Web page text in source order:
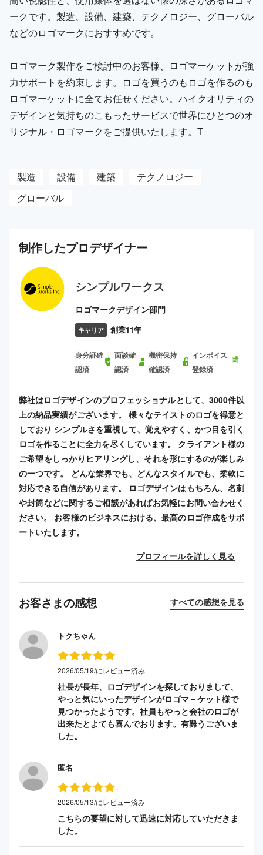
ークです。製造、設備、建築、テクノロジー、グローバル
などのロゴマークにおすすめです。
ロゴマーク製作をご検討中のお客様、ロゴマーケットが強
力サポートを約束します。ロゴを買うのもロゴを作るのも
ロゴマーケットに全てお任せください。ハイクオリティの
デザインと気持ちのこもったサービスで世界にひとつのオ
リジナル・ロゴマークをご提供いたします。T
製造 設備 建築
テクノロジー
グローバル
制作したプロデザイナー
シンプルワークス
ロゴマークデザイン部門
キャリア 創業11年
身分証確
認済
面談確
認済
機密保持
確認済
インボイス
登録済
弊社はロゴデザインのプロフェッショナルとして、3000件以
上の納品実績がございます。 様々なテイストのロゴを得意と
しており シンプルさを重視して、覚えやすく、かつ目を引く
ロゴを作ることに全力を尽くしています。 クライアント様の
ご希望をしっかりヒアリングし、それを形にするのが楽しみ
の一つです。 どんな業界でも、どんなスタイルでも、柔軟に
対応できる自信があります。 ロゴデザインはもちろん、名刺
や封筒などに関するご相談があればお気軽にお問い合わせく
ださい。 お客様のビジネスにおける、最高のロゴ作成をサポ
ートいたします。
プロフィールを詳しく見る
お客さまの感想 すべての感想を見る
トクちゃん
2026/05/19/にレビュー済み
社長が長年、ロゴデザインを探しておりまして、
やっと気にいったデザインがロゴマ－ケット様で
見つかったようです。社員もやっと会社のロゴが
出来たとよても喜んでおります。有難うございま
した。
匿名
2026/05/13/にレビュー済み
こちらの要望に対して迅速に対応していただきま
した。